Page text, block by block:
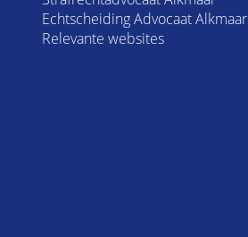
Echtscheiding Advocaat Alkmaar
Relevante websites